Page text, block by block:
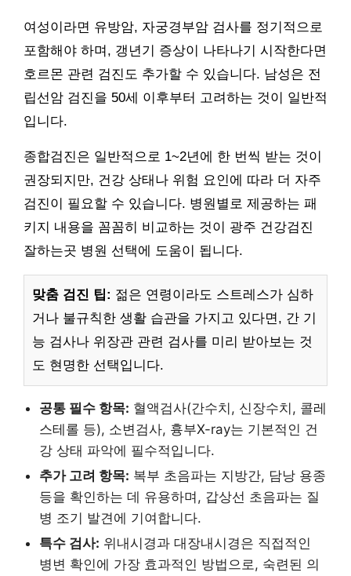
여성이라면 유방암, 자궁경부암 검사를 정기적으로
포함해야 하며, 갱년기 증상이 나타나기 시작한다면
호르몬 관련 검진도 추가할 수 있습니다. 남성은 전
립선암 검진을 50세 이후부터 고려하는 것이 일반적
입니다.
종합검진은 일반적으로 1~2년에 한 번씩 받는 것이
권장되지만, 건강 상태나 위험 요인에 따라 더 자주
검진이 필요할 수 있습니다. 병원별로 제공하는 패
키지 내용을 꼼꼼히 비교하는 것이 광주 건강검진
잘하는곳 병원 선택에 도움이 됩니다.
맞춤 검진 팁: 젊은 연령이라도 스트레스가 심하
거나 불규칙한 생활 습관을 가지고 있다면, 간 기
능 검사나 위장관 관련 검사를 미리 받아보는 것
도 현명한 선택입니다.
공통 필수 항목: 혈액검사(간수치, 신장수치, 콜레
스테롤 등), 소변검사, 흉부X-ray는 기본적인 건
강 상태 파악에 필수적입니다.
추가 고려 항목: 복부 초음파는 지방간, 담낭 용종
등을 확인하는 데 유용하며, 갑상선 초음파는 질
병 조기 발견에 기여합니다.
특수 검사: 위내시경과 대장내시경은 직접적인
병변 확인에 가장 효과적인 방법으로, 숙련된 의